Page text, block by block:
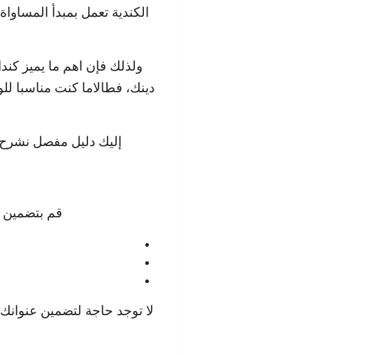
الكندية تعمل بمبدأ
ولذلك فإن اهم ما يميز
دينك، فطالاما كنت مناسبا
إليك دليل مفصل نشرح
قم
لا توجد حاجة لتضمين